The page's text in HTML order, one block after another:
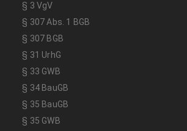
§ 3 VgV
§ 307 Abs. 1 BGB
§ 307 BGB
§ 31 UrhG
§ 33 GWB
§ 34 BauGB
§ 35 BauGB
§ 35 GWB